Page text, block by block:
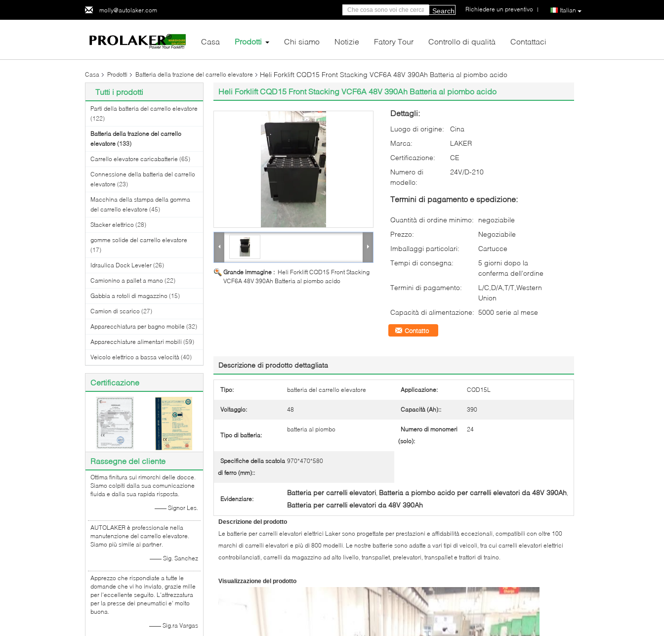
molly@autolaker.com Italian
Richiedere un preventivo |
Search
Casa Prodotti Chi siamo Notizie Fatory Tour Controllo di qualità Contattaci
Casa Prodotti Batteria della trazione del carrello elevatore Heli Forklift CQD15 Front Stacking VCF6A 48V 390Ah Batteria al piombo acido
Tutti i prodotti
Parti della batteria del carrello elevatore
(122)
Batteria della trazione del carrello
elevatore (133)
Carrello elevatore caricabatterie (65)
Connessione della batteria del carrello
elevatore (23)
Macchina della stampa della gomma
del carrello elevatore (45)
Stacker elettrico (28)
gomme solide del carrello elevatore
(17)
Idraulica Dock Leveler (26)
Camionino a pallet a mano (22)
Gabbia a rotoli di magazzino (15)
Camion di scarico (27)
Apparecchiatura per bagno mobile (32)
Apparecchiature alimentari mobili (59)
Veicolo elettrico a bassa velocità (40)
Certificazione
Rassegne del cliente
Ottima finitura sui rimorchi delle docce.
Siamo colpiti dalla sua comunicazione
fluida e dalla sua rapida risposta.
—— Signor Les.
AUTOLAKER è professionale nella
manutenzione del carrello elevatore.
Siamo più simile ai partner.
—— Sig. Sanchez
Apprezzo che rispondiate a tutte le
domande che vi ho inviato, grazie mille
per l'eccellente seguito. L'attrezzatura
per la presse dei pneumatici e' molto
buona.
—— Sig.ra Vargas
Heli Forklift CQD15 Front Stacking VCF6A 48V 390Ah Batteria al piombo acido
Grande immagine : Heli Forklift CQD15 Front Stacking
VCF6A 48V 390Ah Batteria al piombo acido
Dettagli:
Luogo di origine:
Cina
Marca:
LAKER
Certificazione:
CE
Numero di
modello:
24V/D-210
Termini di pagamento e spedizione:
Quantità di ordine minimo:
negoziabile
Prezzo:
Negoziabile
Imballaggi particolari:
Cartucce
Tempi di consegna:
5 giorni dopo la
conferma dell'ordine
Termini di pagamento:
L/C,D/A,T/T,Western
Union
Capacità di alimentazione: 5000 serie al mese
Contatto
Descrizione di prodotto dettagliata
Tipo: batteria del carrello elevatore Applicazione: CQD15L
Voltaggio: 48 Capacità (Ah):: 390
Tipo di batteria:
batteria al piombo
Numero di monomeri
(solo):
24
Specifiche della scatola
di ferro (mm)::
970*470*580
Evidenziare:
Batteria per carrelli elevatori, Batteria a piombo acido per carrelli elevatori da 48V 390Ah,
Batteria per carrelli elevatori da 48V 390Ah
Descrizione del prodotto
Le batterie per carrelli elevatori elettrici Laker sono progettate per prestazioni e affidabilità eccezionali, compatibili con oltre 100
marchi di carrelli elevatori e più di 800 modelli. Le nostre batterie sono adatte a vari tipi di veicoli, tra cui carrelli elevatori elettrici
controbilanciati, carrelli da magazzino ad alto livello, transpallet, prelevatori, transpallet e trattori di traino.
Visualizzazione del prodotto